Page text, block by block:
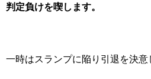
判定負けを喫します。
一時はスランプに陥り引退を決意